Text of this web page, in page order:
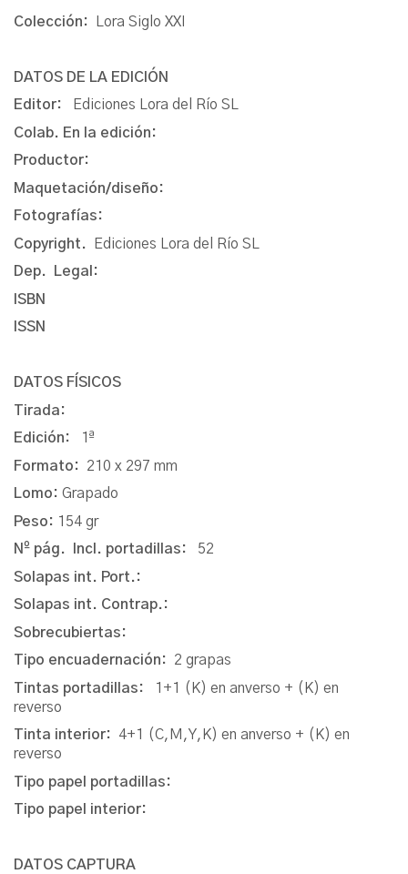
Colección:
Lora Siglo XXI
DATOS DE LA EDICIÓN
Editor:
Ediciones Lora del Río SL
Colab. En la edición:
Productor:
Maquetación/diseño:
Fotografías:
Copyright.
Ediciones Lora del Río SL
Dep. Legal:
ISBN
ISSN
DATOS FÍSICOS
Tirada:
Edición:
1ª
Formato: 210 x 297 mm
Lomo: Grapado
Peso: 154 gr
Nº pág. Incl. portadillas: 52
Solapas int. Port.:
Solapas int. Contrap.:
Sobrecubiertas:
Tipo encuadernación: 2 grapas
Tintas portadillas:
1+1 (K) en anverso + (K) en
reverso
Tinta interior: 4+1 (C,M,Y,K) en anverso + (K) en
reverso
Tipo papel portadillas:
Tipo papel interior:
DATOS CAPTURA